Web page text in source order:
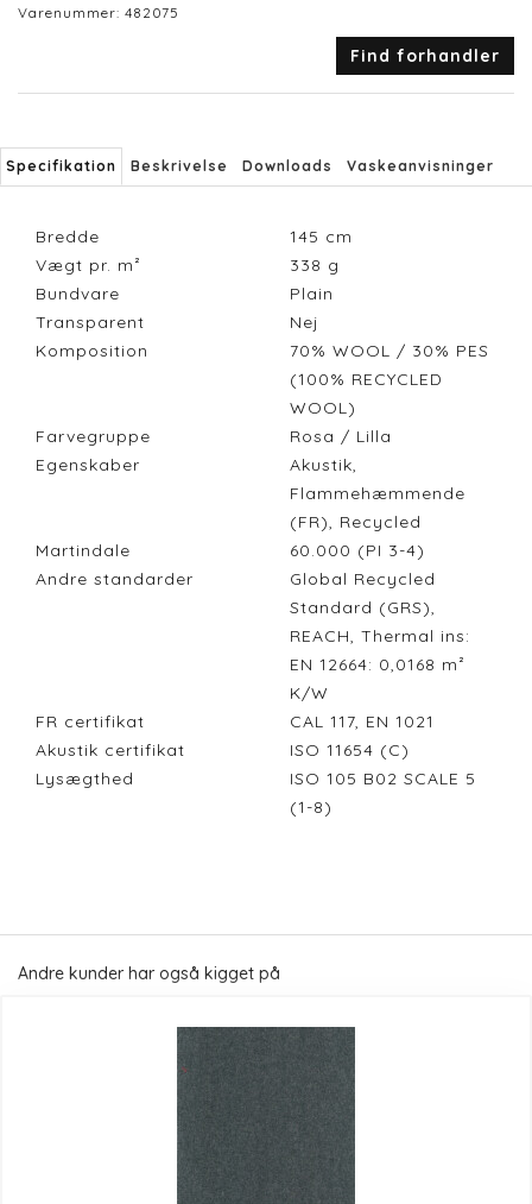
Varenummer: 482075
Find forhandler
Specifikation Beskrivelse Downloads Vaskeanvisninger
Bredde 145 cm
Vægt pr. m²
338 g
Bundvare
Plain
Transparent
Nej
Komposition
70% WOOL / 30% PES
(100% RECYCLED
WOOL)
Farvegruppe
Rosa / Lilla
Egenskaber
Akustik,
Flammehæmmende
(FR), Recycled
Martindale
60.000 (PI 3-4)
Andre standarder
Global Recycled
Standard (GRS),
REACH, Thermal ins:
EN 12664: 0,0168 m²
K/W
FR certifikat
CAL 117, EN 1021
Akustik certifikat
ISO 11654 (C)
Lysægthed
ISO 105 B02 SCALE 5
(1-8)
Andre kunder har også kigget på